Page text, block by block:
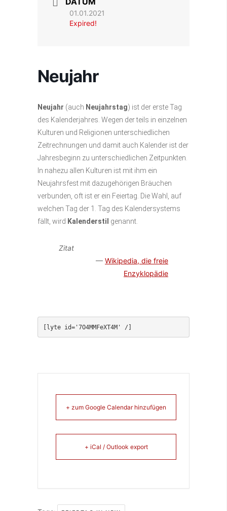
01.01.2021
Expired!
Neujahr
Neujahr (auch Neujahrstag) ist der erste Tag
des Kalenderjahres. Wegen der teils in einzelnen
Kulturen und Religionen unterschiedlichen
Zeitrechnungen und damit auch Kalender ist der
Jahresbeginn zu unterschiedlichen Zeitpunkten.
In nahezu allen Kulturen ist mit ihm ein
Neujahrsfest mit dazugehörigen Bräuchen
verbunden, oft ist er ein Feiertag. Die Wahl, auf
welchen Tag der 1. Tag des Kalendersystems
fällt, wird Kalenderstil genannt.
Zitat
Wikipedia, die freie
Enzyklopädie
[lyte id='7O4MMFeXT4M' /]
+ zum Google Calendar hinzufügen
+ iCal / Outlook export